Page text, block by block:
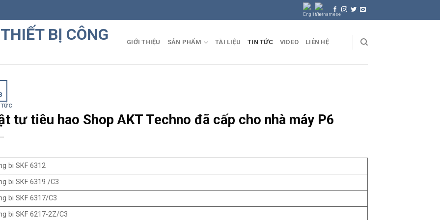
GIỚI THIỆU SẢN PHẨM TÀI LIỆU TIN TỨC VIDEO LIÊN HỆ
tư tiêu hao Shop AKT Techno đã cấp cho nhà máy P6
bi SKF 6312
bi SKF 6319 /C3
bi SKF 6317/C3
bi SKF 6217-2Z/C3